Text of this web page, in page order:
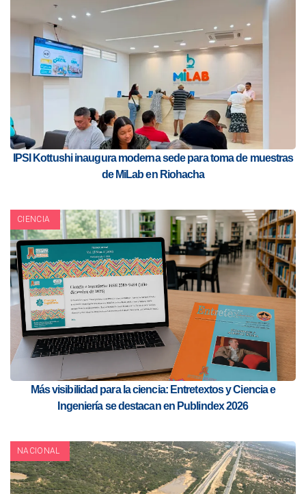
IPSI Kottushi inaugura moderna sede para toma de muestras
de MiLab en Riohacha
CIENCIA
Más visibilidad para la ciencia: Entretextos y Ciencia e
Ingeniería se destacan en Publindex 2026
NACIONAL